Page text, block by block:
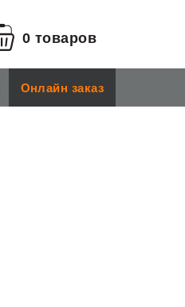
0 товаров
Онлайн заказ